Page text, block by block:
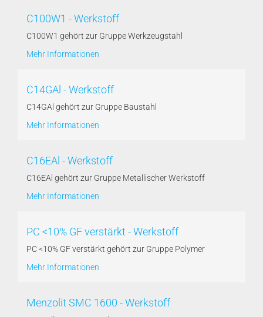
C100W1 - Werkstoff
C100W1 gehört zur Gruppe Werkzeugstahl
Mehr Informationen
C14GAl - Werkstoff
C14GAl gehört zur Gruppe Baustahl
Mehr Informationen
C16EAl - Werkstoff
C16EAl gehört zur Gruppe Metallischer Werkstoff
Mehr Informationen
PC <10% GF verstärkt - Werkstoff
PC <10% GF verstärkt gehört zur Gruppe Polymer
Mehr Informationen
Menzolit SMC 1600 - Werkstoff